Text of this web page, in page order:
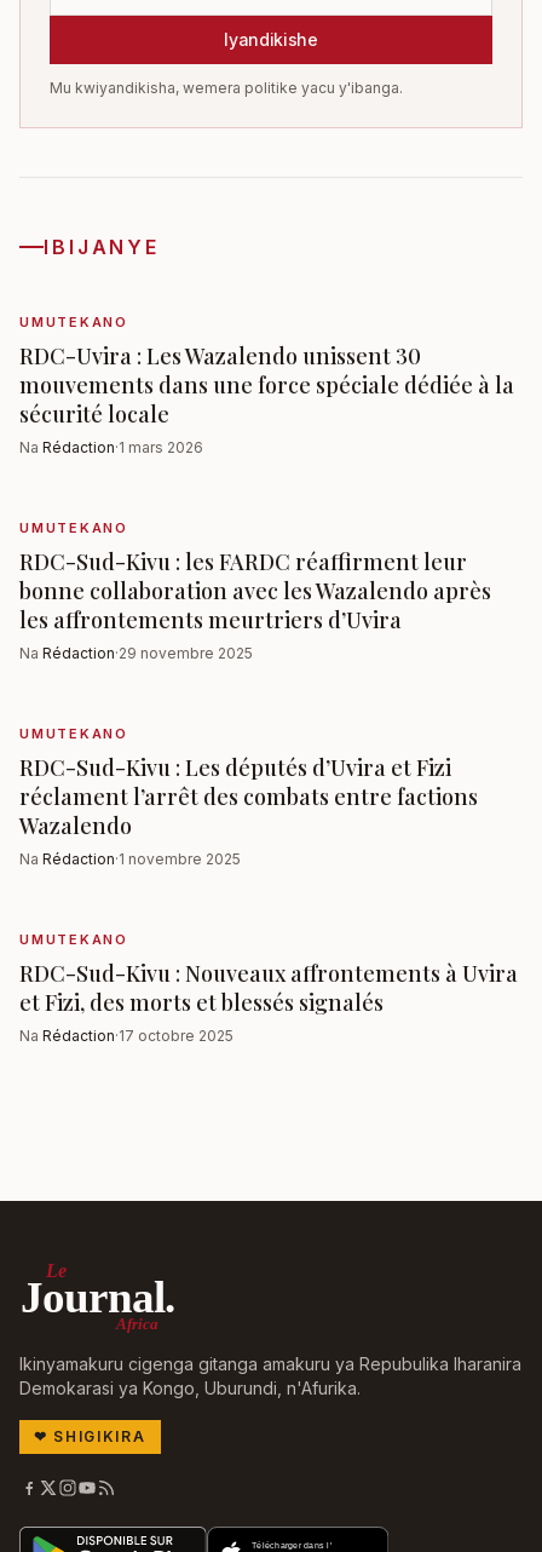
Iyandikishe
Mu kwiyandikisha, wemera politike yacu y'ibanga.
IBIJANYE
UMUTEKANO
RDC-Uvira : Les Wazalendo unissent 30
mouvements dans une force spéciale dédiée à la
sécurité locale
Na Rédaction·1 mars 2026
UMUTEKANO
RDC-Sud-Kivu : les FARDC réaffirment leur
bonne collaboration avec les Wazalendo après
les affrontements meurtriers d’Uvira
Na Rédaction·29 novembre 2025
UMUTEKANO
RDC-Sud-Kivu : Les députés d’Uvira et Fizi
réclament l’arrêt des combats entre factions
Wazalendo
Na Rédaction·1 novembre 2025
UMUTEKANO
RDC-Sud-Kivu : Nouveaux affrontements à Uvira
et Fizi, des morts et blessés signalés
Na Rédaction·17 octobre 2025
Le
Journal.
Africa
Ikinyamakuru cigenga gitanga amakuru ya Repubulika Iharanira
Demokarasi ya Kongo, Uburundi, n'Afurika.
❤ SHIGIKIRA